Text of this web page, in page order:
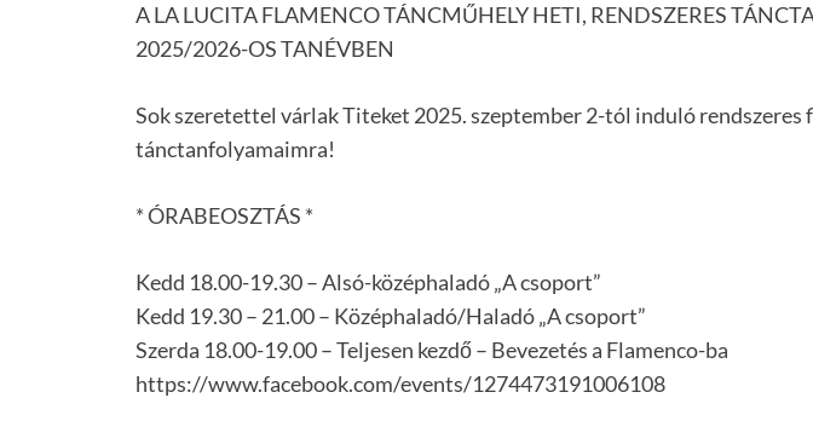
A LA LUCITA FLAMENCO TÁNCMŰHELY HETI, RENDSZERES
2025/2026-OS TANÉVBEN
Sok szeretettel várlak Titeket 2025. szeptember 2-tól induló rendszeres
tánctanfolyamaimra!
* ÓRABEOSZTÁS *
Kedd 18.00-19.30 – Alsó-középhaladó „A csoport”
Kedd 19.30 – 21.00 – Középhaladó/Haladó „A csoport”
Szerda 18.00-19.00 – Teljesen kezdő – Bevezetés a Flamenco-ba
https://www.facebook.com/events/1274473191006108